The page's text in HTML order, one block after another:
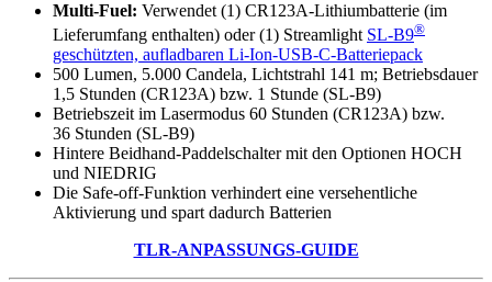
Multi-Fuel: Verwendet (1) CR123A-Lithiumbatterie (im
Lieferumfang enthalten) oder (1) Streamlight SL-B9®
geschützten, aufladbaren Li-Ion-USB-C-Batteriepack
500 Lumen, 5.000 Candela, Lichtstrahl 141 m; Betriebsdauer
1,5 Stunden (CR123A) bzw. 1 Stunde (SL-B9)
Betriebszeit im Lasermodus 60 Stunden (CR123A) bzw.
36 Stunden (SL-B9)
Hintere Beidhand-Paddelschalter mit den Optionen HOCH
und NIEDRIG
Die Safe-off-Funktion verhindert eine versehentliche
Aktivierung und spart dadurch Batterien
TLR-ANPASSUNGS-GUIDE